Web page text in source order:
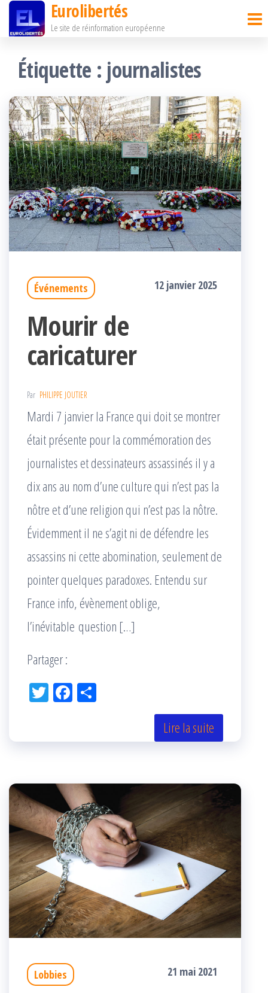
Passer
contenu
Eurolibertés
Le site de réinformation européenne
Étiquette : journalistes
Événements 12 janvier 2025
Mourir de
caricaturer
Par PHILIPPE JOUTIER
Mardi 7 janvier la France qui doit se montrer
était présente pour la commémoration des
journalistes et dessinateurs assassinés il y a
dix ans au nom d’une culture qui n’est pas la
nôtre et d’une religion qui n’est pas la nôtre.
Évidemment il ne s’agit ni de défendre les
assassins ni cette abomination, seulement de
pointer quelques paradoxes. Entendu sur
France info, évènement oblige,
l’inévitable question […]
Partager :
Tw Fac
k r
Lire la suite
Lobbies 21 mai 2021